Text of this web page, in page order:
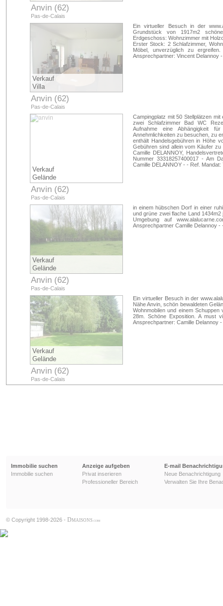
Anvin (62)
Pas-de-Calais
Verkauf
Villa
Anvin (62)
Pas-de-Calais
Ein virtueller Besuch in der
Grundstück von 1917m2
Erdgeschoss: Wohnzimmer mit
Erster Stock: 2 Schlafzimmer,
Möbel, unverzüglich zu
Ansprechpartner: Vincent Delannoy
Verkauf
Gelände
Anvin (62)
Pas-de-Calais
Campingplatz mit 50 Stellplätzen
zwei Schlafzimmer Bad WC
Aufnahme eine Abhängigkeit
Annehmlichkeiten zu besuchen, zu
enthält Handelsgebühren in Höhe
Gebühren sind allein vom Käufer
Camille DELANNOY,
Nummer 33318257400017 - Am
Camille DELANNOY - - Ref. Mandat:
Verkauf
Gelände
Anvin (62)
Pas-de-Calais
in einem hübschen Dorf in einer
und grüne zwei flache Land
Umgebung auf
Ansprechpartner Camille Delannoy
Verkauf
Gelände
Anvin (62)
Pas-de-Calais
Ein virtueller Besuch in der
Nähe Anvin, schön bewaldeten
Wohnmobilen und einem
28m. Schöne Exposition. A
Ansprechpartner: Camille Delannoy
Immobilie suchen
Immobilie suchen
Anzeige aufgeben
Privat inserieren
Professioneller Bereich
E-mail
Neue Benachrichtigung
Verwalten Sie Ihre
© Copyright 1998-2026 - DMAISONS .COM